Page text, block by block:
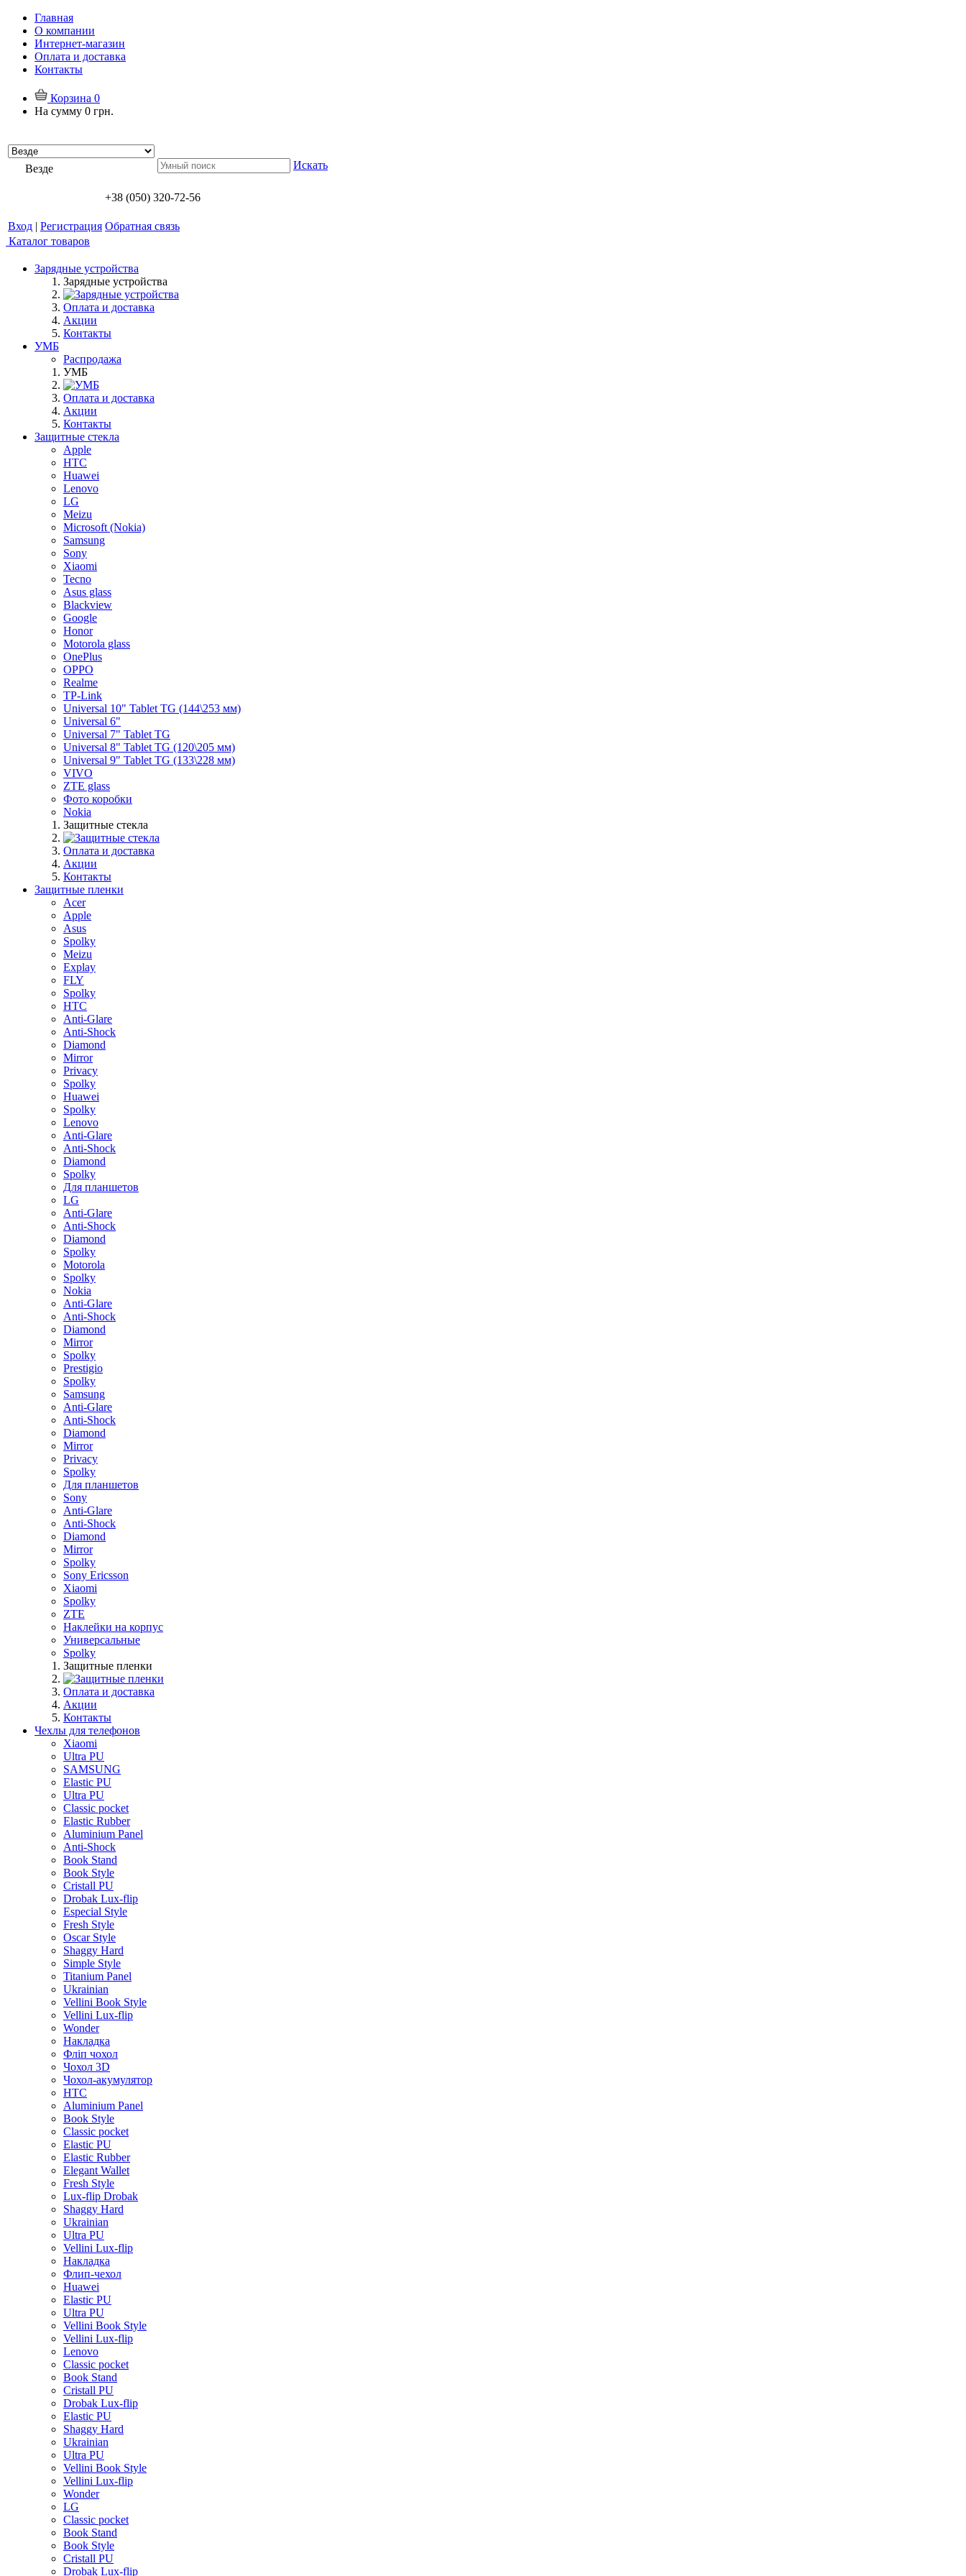
Главная
О компании
Интернет-магазин
Оплата и доставка
Контакты
Корзина 0
На сумму 0 грн.
Везде Искать
+38 (050) 320-72-56
Вход | Регистрация Обратная связь
Каталог товаров
Зарядные устройства
Зарядные устройства
Оплата и доставка
Акции
Контакты
УМБ
Распродажа
УМБ
Оплата и доставка
Акции
Контакты
Защитные стекла
Apple
HTC
Huawei
Lenovo
LG
Meizu
Microsoft (Nokia)
Samsung
Sony
Xiaomi
Tecno
Asus glass
Blackview
Google
Honor
Motorola glass
OnePlus
OPPO
Realme
TP-Link
Universal 10" Tablet TG (144\253 мм)
Universal 6"
Universal 7" Tablet TG
Universal 8" Tablet TG (120\205 мм)
Universal 9" Tablet TG (133\228 мм)
VIVO
ZTE glass
Фото коробки
Nokia
Защитные стекла
Оплата и доставка
Акции
Контакты
Защитные пленки
Acer
Apple
Asus
Spolky
Meizu
Explay
FLY
Spolky
HTC
Anti-Glare
Anti-Shock
Diamond
Mirror
Privacy
Spolky
Huawei
Spolky
Lenovo
Anti-Glare
Anti-Shock
Diamond
Spolky
Для планшетов
LG
Anti-Glare
Anti-Shock
Diamond
Spolky
Motorola
Spolky
Nokia
Anti-Glare
Anti-Shock
Diamond
Mirror
Spolky
Prestigio
Spolky
Samsung
Anti-Glare
Anti-Shock
Diamond
Mirror
Privacy
Spolky
Для планшетов
Sony
Anti-Glare
Anti-Shock
Diamond
Mirror
Spolky
Sony Ericsson
Xiaomi
Spolky
ZTE
Наклейки на корпус
Универсальные
Spolky
Защитные пленки
Оплата и доставка
Акции
Контакты
Чехлы для телефонов
Xiaomi
Ultra PU
SAMSUNG
Elastic PU
Ultra PU
Classic pocket
Elastic Rubber
Aluminium Panel
Anti-Shock
Book Stand
Book Style
Cristall PU
Drobak Lux-flip
Especial Style
Fresh Style
Oscar Style
Shaggy Hard
Simple Style
Titanium Panel
Ukrainian
Vellini Book Style
Vellini Lux-flip
Wonder
Накладка
Фліп чохол
Чохол 3D
Чохол-акумулятор
HTC
Aluminium Panel
Book Style
Classic pocket
Elastic PU
Elastic Rubber
Elegant Wallet
Fresh Style
Lux-flip Drobak
Shaggy Hard
Ukrainian
Ultra PU
Vellini Lux-flip
Накладка
Флип-чехол
Huawei
Elastic PU
Ultra PU
Vellini Book Style
Vellini Lux-flip
Lenovo
Classic pocket
Book Stand
Cristall PU
Drobak Lux-flip
Elastic PU
Shaggy Hard
Ukrainian
Ultra PU
Vellini Book Style
Vellini Lux-flip
Wonder
LG
Classic pocket
Book Stand
Book Style
Cristall PU
Drobak Lux-flip